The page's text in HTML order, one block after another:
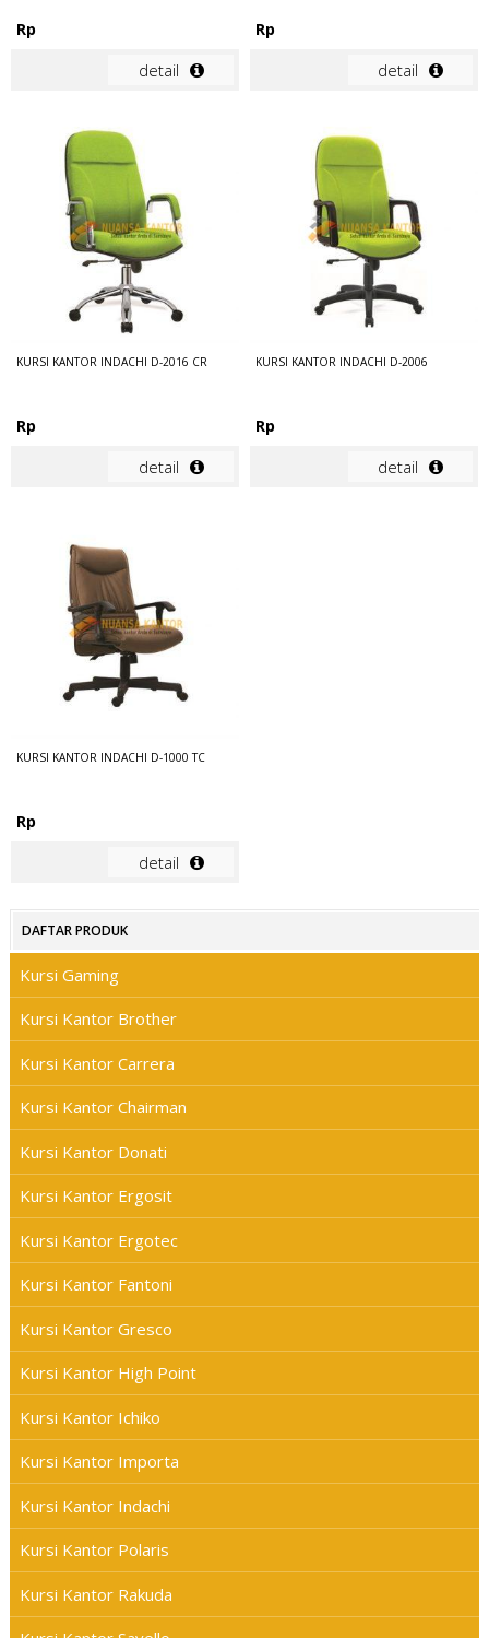
Rp
detail
Rp
detail
KURSI KANTOR INDACHI D-2016 CR
Rp
detail
KURSI KANTOR INDACHI D-2006
Rp
detail
KURSI KANTOR INDACHI D-1000 TC
Rp
detail
DAFTAR PRODUK
Kursi Gaming
Kursi Kantor Brother
Kursi Kantor Carrera
Kursi Kantor Chairman
Kursi Kantor Donati
Kursi Kantor Ergosit
Kursi Kantor Ergotec
Kursi Kantor Fantoni
Kursi Kantor Gresco
Kursi Kantor High Point
Kursi Kantor Ichiko
Kursi Kantor Importa
Kursi Kantor Indachi
Kursi Kantor Polaris
Kursi Kantor Rakuda